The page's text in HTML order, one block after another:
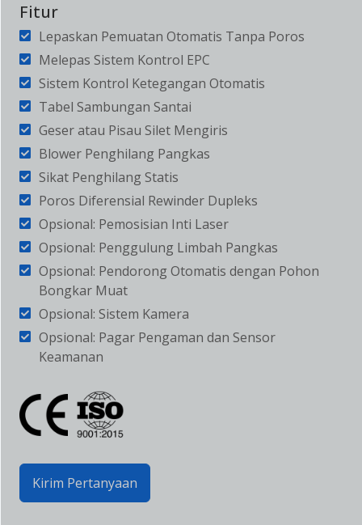
Fitur
Lepaskan Pemuatan Otomatis Tanpa Poros
Melepas Sistem Kontrol EPC
Sistem Kontrol Ketegangan Otomatis
Tabel Sambungan Santai
Geser atau Pisau Silet Mengiris
Blower Penghilang Pangkas
Sikat Penghilang Statis
Poros Diferensial Rewinder Dupleks
Opsional: Pemosisian Inti Laser
Opsional: Penggulung Limbah Pangkas
Opsional: Pendorong Otomatis dengan Pohon
Bongkar Muat
Opsional: Sistem Kamera
Opsional: Pagar Pengaman dan Sensor
Keamanan
Kirim Pertanyaan